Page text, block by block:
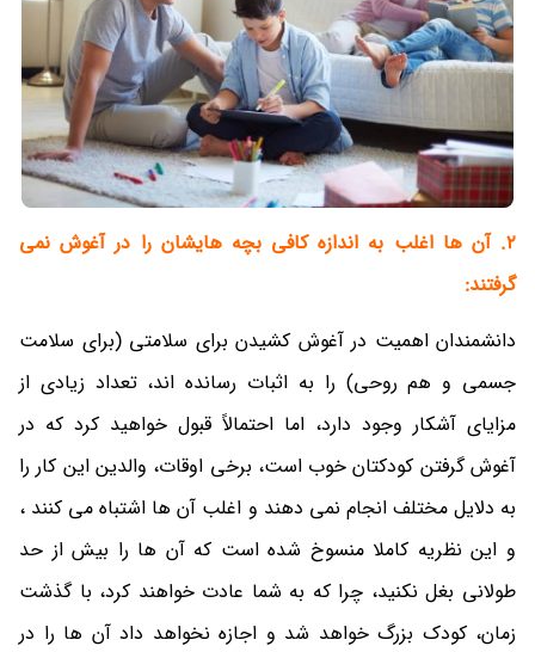
2. آن ها اغلب به اندازه کافی بچه هایشان را در آغوش نمی
گرفتند:
دانشمندان اهمیت در آغوش کشیدن برای سلامتی (برای سلامت
جسمی و هم روحی) را به اثبات رسانده اند، تعداد زیادی از
مزایای آشکار وجود دارد، اما احتمالاً قبول خواهید کرد که در
آغوش گرفتن کودکتان خوب است، برخی اوقات، والدین این کار را
به دلایل مختلف انجام نمی دهند و اغلب آن ها اشتباه می کنند ،
و این نظریه کاملا منسوخ شده است که آن ها را بیش از حد
طولانی بغل نکنید، چرا که به شما عادت خواهند کرد، با گذشت
زمان، کودک بزرگ خواهد شد و اجازه نخواهد داد آن ها را در